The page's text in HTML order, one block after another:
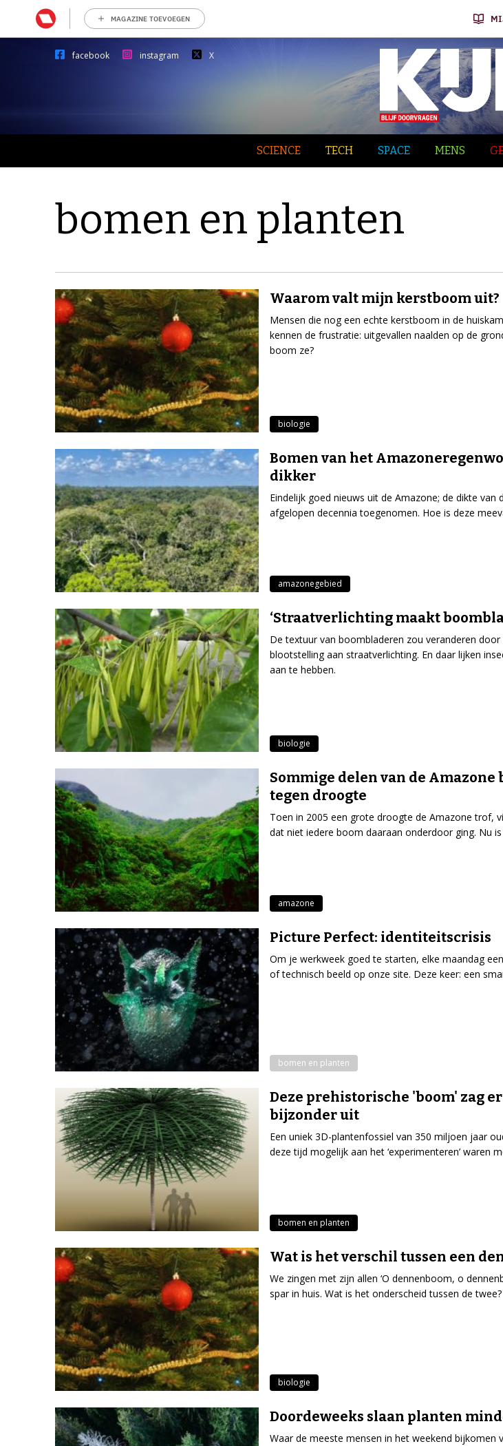
MAGAZINE TOEVOEGEN
facebook instagram X
SCIENCE TECH SPACE MENS
bomen en planten
Waarom valt mijn kerstboom uit?
Mensen die nog een echte kerstboom in de
kennen de frustratie: uitgevallen naalden op de
boom ze?
biologie
Bomen van het
dikker
Eindelijk goed nieuws uit de Amazone; de dikte van
afgelopen decennia toegenomen. Hoe is deze
amazonegebied
‘Straatverlichting maakt
De textuur van boombladeren zou veranderen
blootstelling aan straatverlichting. En daar lijken
aan te hebben.
biologie
Sommige delen van de Amazone
tegen droogte
Toen in 2005 een grote droogte de Amazone trof,
dat niet iedere boom daaraan onderdoor ging. Nu
amazone
Picture Perfect: identiteitscrisis
Om je werkweek goed te starten, elke maandag
of technisch beeld op onze site. Deze keer: een
bomen en planten
Deze prehistorische 'boom' zag
bijzonder uit
Een uniek 3D-plantenfossiel van 350 miljoen jaar
deze tijd mogelijk aan het ‘experimenteren’ waren
bomen en planten
Wat is het verschil tussen een
We zingen met zijn allen ‘O dennenboom, o
spar in huis. Wat is het onderscheid tussen de twee?
biologie
Doordeweeks slaan planten
Waar de meeste mensen in het weekend bijkomen